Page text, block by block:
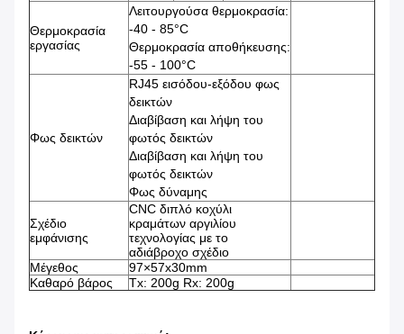
Θερμοκρασία
εργασίας
Λειτουργούσα θερμοκρασία:
-40 - 85°C
Θερμοκρασία αποθήκευσης:
-55 - 100°C
Φως δεικτών
RJ45 εισόδου-εξόδου φως
δεικτών
Διαβίβαση και λήψη του
φωτός δεικτών
Διαβίβαση και λήψη του
φωτός δεικτών
Φως δύναμης
Σχέδιο
εμφάνισης
CNC διπλό κοχύλι
κραμάτων αργιλίου
τεχνολογίας με το
αδιάβροχο σχέδιο
Μέγεθος
97×57x30mm
Καθαρό βάρος
Tx: 200g Rx: 200g